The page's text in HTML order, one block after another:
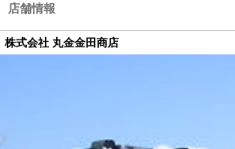
店舗情報
株式会社 丸金金田商店